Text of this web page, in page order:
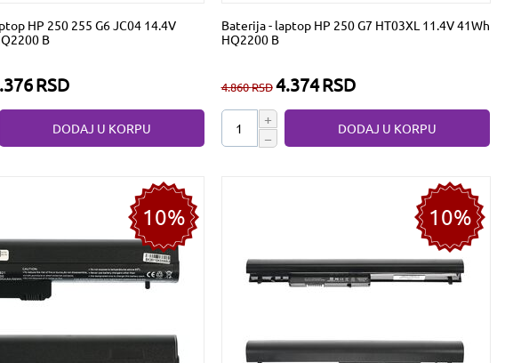
HP 250 255 G6 JC04 14.4V
B
RSD
DODAJ U KORPU
Baterija - laptop HP 250 G7 HT03XL 11.4V 41Wh
HQ2200 B
4.860RSD 4.374RSD
+
−
DODAJ U KORPU
10% 10%